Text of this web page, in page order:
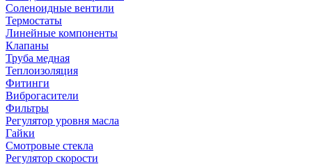
Соленоидные вентили
Термостаты
Линейные компоненты
Клапаны
Труба медная
Теплоизоляция
Фитинги
Виброгасители
Фильтры
Регулятор уровня масла
Гайки
Смотровые стекла
Регулятор скорости